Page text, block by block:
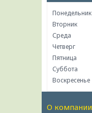
Понедельник
Вторник
Среда
Четверг
Пятница
Суббота
Воскресенье
О компании